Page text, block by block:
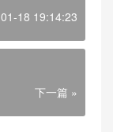
18 19:14:23
下一篇 »